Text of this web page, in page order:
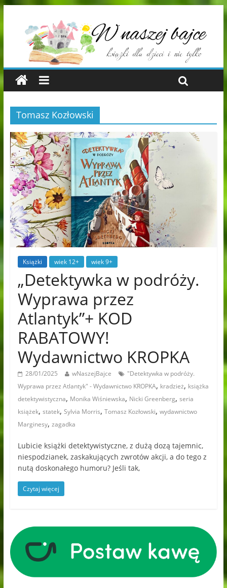
Tomasz Kozłowski
Książki wiek 12+ wiek 9+
„Detektywka w podróży.
Wyprawa przez
Atlantyk”+ KOD
RABATOWY!
Wydawnictwo KROPKA
28/01/2025 wNaszejBajce
"Detektywka w podróży.
Wyprawa przez Atlantyk" - Wydawnictwo KROPKA, kradzież, książka
detektywistyczna, Monika Wiśniewska, Nicki Greenberg, seria
książek, statek, Sylvia Morris, Tomasz Kozłowski, wydawnictwo
Marginesy, zagadka
Lubicie książki detektywistyczne, z dużą dozą tajemnic,
niespodzianek, zaskakujących zwrotów akcji, a do tego z
nutą doskonałego humoru? Jeśli tak,
Czytaj więcej